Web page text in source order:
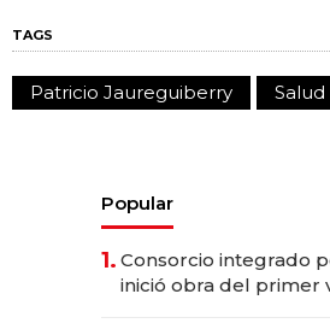
TAGS
Patricio Jaureguiberry Salud
Popular
1. Consorcio integrado
inició obra del primer